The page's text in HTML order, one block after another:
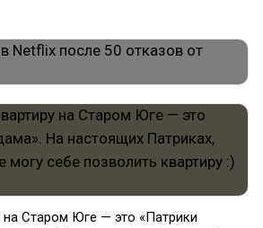
на Старом Юге — это «Патрики